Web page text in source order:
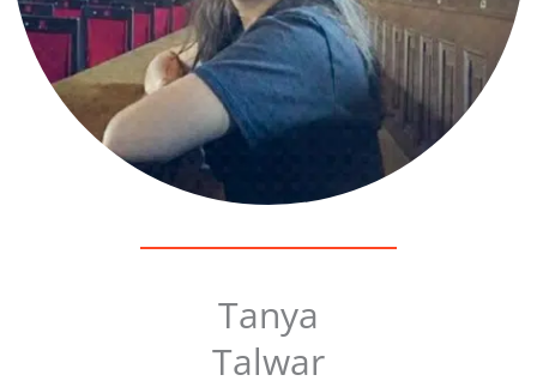
Tanya
Talwar